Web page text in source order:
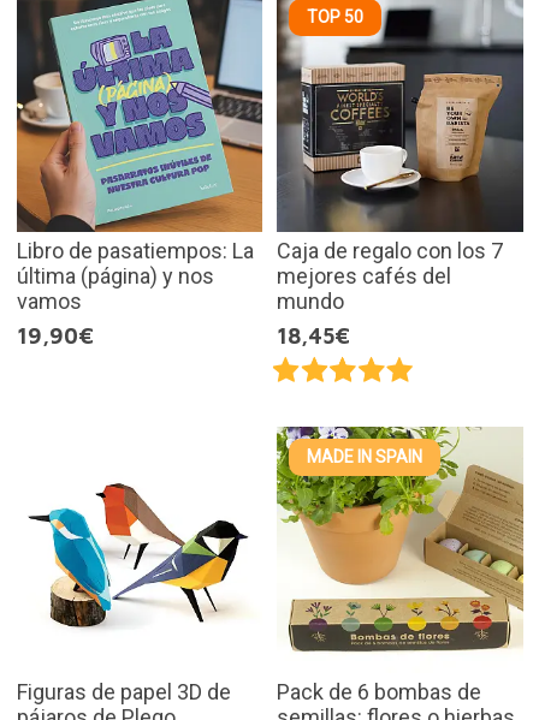
Libro de pasatiempos: La
última (página) y nos
vamos
19,90€
TOP 50
Caja de regalo con los 7
mejores cafés del
mundo
18,45€
Figuras de papel 3D de
MADE IN SPAIN
Pack de 6 bombas de